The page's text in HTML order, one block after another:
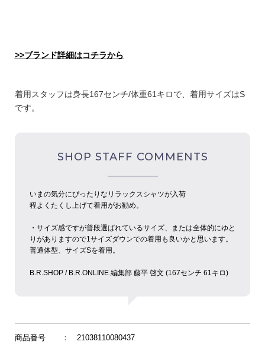
>>ブランド詳細はコチラから
着用スタッフは身長167センチ/体重61キロで、着用サイズはS
です。
SHOP STAFF COMMENTS
いまの気分にぴったりなリラックスシャツが入荷
程よくたくし上げて着用がお勧め。
・サイズ感ですが普段選ばれているサイズ、または全体的にゆと
りがありますので1サイズダウンでの着用も良いかと思います。
普通体型、サイズSを着用。
B.R.SHOP / B.R.ONLINE 編集部 藤平 啓文 (167センチ 61キロ)
商品番号 ： 21038110080437